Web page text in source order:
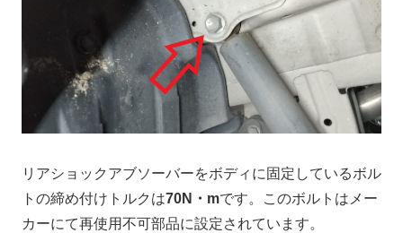
リアショックアブソーバーをボディに固定しているボル
トの締め付けトルクは70N・mです。このボルトはメー
カーにて再使用不可部品に設定されています。